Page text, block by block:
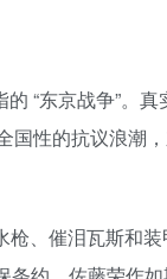
“东京战争”。
性的抗议浪潮
、催泪瓦斯和